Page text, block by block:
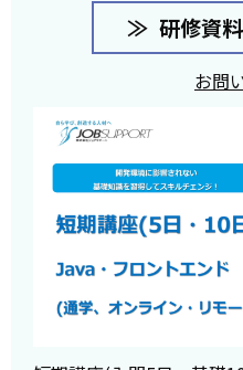
研修資
お問